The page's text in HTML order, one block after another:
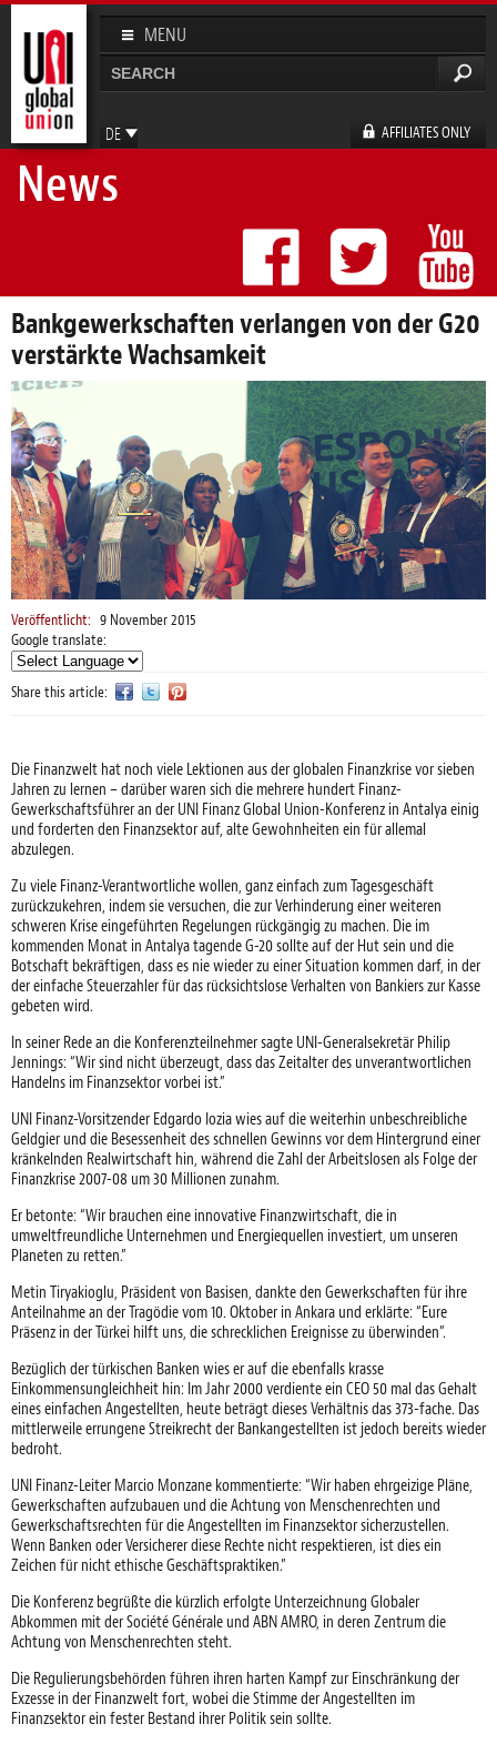
Direkt
zum
Inhalt
MENU
DE
EN
FR
AFFILIATES ONLY
Suchformular
News
Bankgewerkschaften verlangen von der G20
verstärkte Wachsamkeit
Veröffentlicht: 9 November 2015
Google translate:
Share this article:
Die Finanzwelt hat noch viele Lektionen aus der globalen Finanzkrise vor sieben
Jahren zu lernen – darüber waren sich die mehrere hundert Finanz-
Gewerkschaftsführer an der UNI Finanz Global Union-Konferenz in Antalya einig
und forderten den Finanzsektor auf, alte Gewohnheiten ein für allemal
abzulegen.
Zu viele Finanz-Verantwortliche wollen, ganz einfach zum Tagesgeschäft
zurückzukehren, indem sie versuchen, die zur Verhinderung einer weiteren
schweren Krise eingeführten Regelungen rückgängig zu machen. Die im
kommenden Monat in Antalya tagende G-20 sollte auf der Hut sein und die
Botschaft bekräftigen, dass es nie wieder zu einer Situation kommen darf, in der
der einfache Steuerzahler für das rücksichtslose Verhalten von Bankiers zur Kasse
gebeten wird.
In seiner Rede an die Konferenzteilnehmer sagte UNI-Generalsekretär Philip
Jennings: “Wir sind nicht überzeugt, dass das Zeitalter des unverantwortlichen
Handelns im Finanzsektor vorbei ist.”
UNI Finanz-Vorsitzender Edgardo Iozia wies auf die weiterhin unbeschreibliche
Geldgier und die Besessenheit des schnellen Gewinns vor dem Hintergrund einer
kränkelnden Realwirtschaft hin, während die Zahl der Arbeitslosen als Folge der
Finanzkrise 2007-08 um 30 Millionen zunahm.
Er betonte: “Wir brauchen eine innovative Finanzwirtschaft, die in
umweltfreundliche Unternehmen und Energiequellen investiert, um unseren
Planeten zu retten.”
Metin Tiryakioglu, Präsident von Basisen, dankte den Gewerkschaften für ihre
Anteilnahme an der Tragödie vom 10. Oktober in Ankara und erklärte: “Eure
Präsenz in der Türkei hilft uns, die schrecklichen Ereignisse zu überwinden”.
Bezüglich der türkischen Banken wies er auf die ebenfalls krasse
Einkommensungleichheit hin: Im Jahr 2000 verdiente ein CEO 50 mal das Gehalt
eines einfachen Angestellten, heute beträgt dieses Verhältnis das 373-fache. Das
mittlerweile errungene Streikrecht der Bankangestellten ist jedoch bereits wieder
bedroht.
UNI Finanz-Leiter Marcio Monzane kommentierte: “Wir haben ehrgeizige Pläne,
Gewerkschaften aufzubauen und die Achtung von Menschenrechten und
Gewerkschaftsrechten für die Angestellten im Finanzsektor sicherzustellen.
Wenn Banken oder Versicherer diese Rechte nicht respektieren, ist dies ein
Zeichen für nicht ethische Geschäftspraktiken.”
Die Konferenz begrüßte die kürzlich erfolgte Unterzeichnung Globaler
Abkommen mit der Société Générale und ABN AMRO, in deren Zentrum die
Achtung von Menschenrechten steht.
Die Regulierungsbehörden führen ihren harten Kampf zur Einschränkung der
Exzesse in der Finanzwelt fort, wobei die Stimme der Angestellten im
Finanzsektor ein fester Bestand ihrer Politik sein sollte.